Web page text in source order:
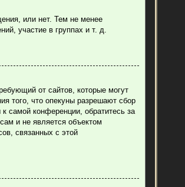
или нет. Тем не менее
участие в группах и т. д.
от сайтов, которые могут
того, что опекуны разрешают сбор
самой конференции, обратитесь за
и не является объектом
связанных с этой